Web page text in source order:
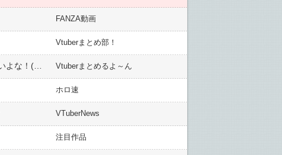
FANZA動画
Vtuberまとめ部！
Vtuberまとめるよ～ん
ホロ速
VTuberNews
注目作品